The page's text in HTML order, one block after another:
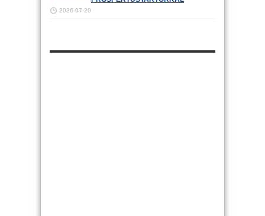
2026-07-20